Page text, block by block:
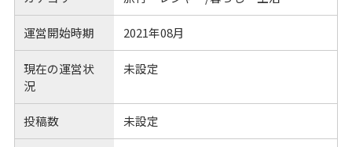
運営開始時期 2021年08月
現在の運営状
況
未設定
投稿数 未設定